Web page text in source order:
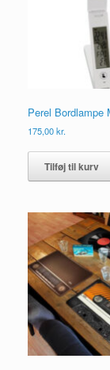
Perel
175,00kr.
Tilføj til kurv